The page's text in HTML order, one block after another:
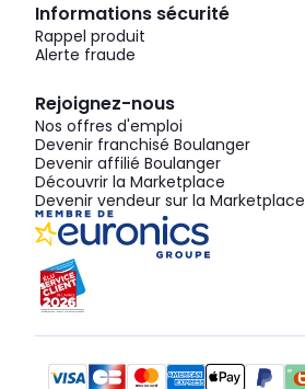
Informations sécurité
Rappel produit
Alerte fraude
Rejoignez-nous
Nos offres d'emploi
Devenir franchisé Boulanger
Devenir affilié Boulanger
Découvrir la Marketplace
Devenir vendeur sur la Marketplace